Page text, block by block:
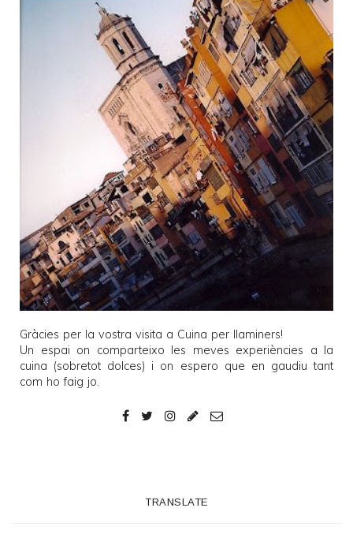
Gràcies per la vostra visita a Cuina per llaminers!
Un espai on comparteixo les meves experiències a la
cuina (sobretot dolces) i on espero que en gaudiu tant
com ho faig jo.
TRANSLATE